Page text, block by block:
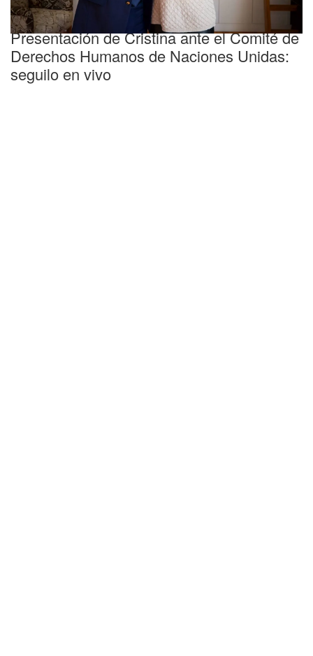
Conferencia
Presentación de Cristina ante el Comité de
Derechos Humanos de Naciones Unidas:
seguilo en vivo